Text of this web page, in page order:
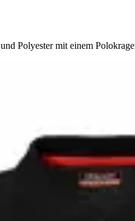
Polyester mit einem